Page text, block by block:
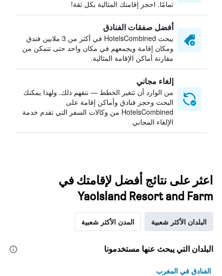
تمامًا. احجز إقامتك المثالية بكل ثقة!
أفضل صفقات الفنادق
يبحث HotelsCombined في أكثر من 3 ملايين فندق
ومكان إقامة ويجمعهم في مكان واحد حتى تتمكن من
مقارنة أماكن الإقامة المثالية.
إلغاء مجاني
من الوارد أن تتغير الخطط — نتفهم ذلك. ولهذا يمكنك
البحث وحجز فنادق وأماكن إقامة على
HotelsCombined من وكالات السفر التي تقدم خدمة
الإلغاء المجاني
اعثر على نتائج أفضل لإقامتك في
YaoIsland Resort and Farm
البلدان الأكثر شعبية المدن الأكثر شعبية
البلدان التي يبحث عنها مستخدمونا
الفنادق في المغرب